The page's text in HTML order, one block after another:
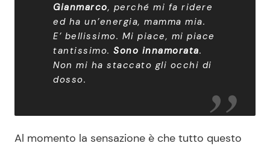
Gianmarco, perché mi fa ridere
ed ha un’energia, mamma mia.
E’ bellissimo. Mi piace, mi piace
tantissimo. Sono innamorata.
Non mi ha staccato gli occhi di
dosso.
Al momento la sensazione è che tutto questo